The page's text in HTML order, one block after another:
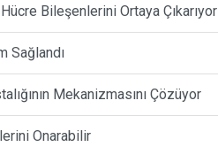
Bileşenlerini Ortaya Çıkarıyor
Sağlandı
Mekanizmasını Çözüyor
Onarabilir